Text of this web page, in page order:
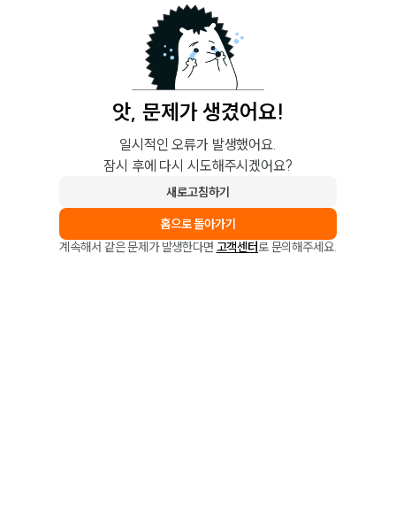
앗, 문제가 생겼어요!
일시적인 오류가 발생했어요.
잠시 후에 다시 시도해주시겠어요?
새로고침하기
홈으로 돌아가기
계속해서 같은 문제가 발생한다면 고객센터로 문의해주세요.